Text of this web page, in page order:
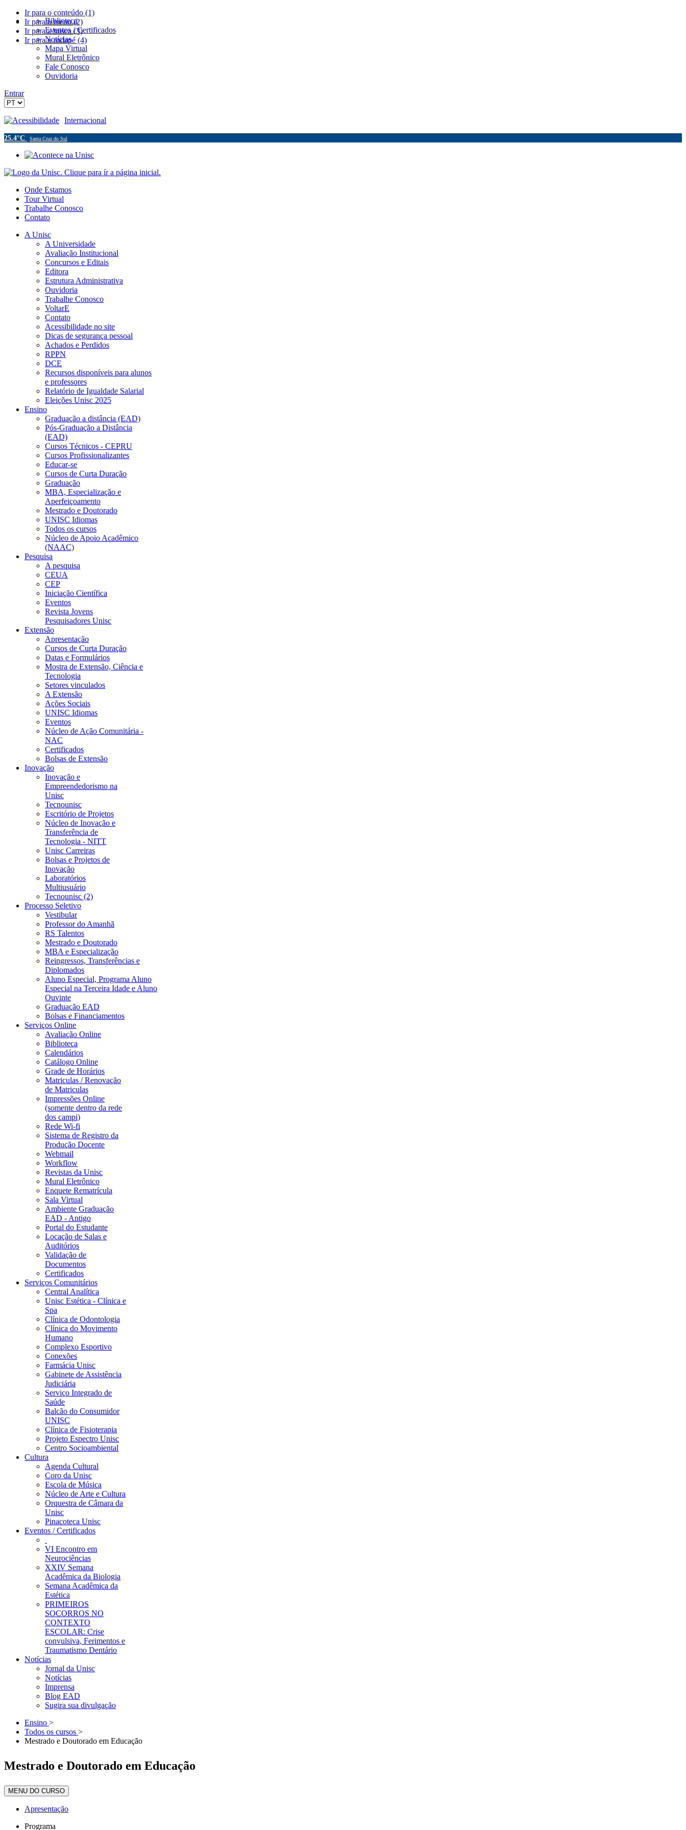
Ir para o conteúdo (1)
Ir para o menu (2)
Ir para a busca (3)
Ir para o rodapé (4)
Biblioteca
Eventos / Certificados
Notícias
Mapa Virtual
Mural Eletrônico
Fale Conosco
Ouvidoria
Entrar
Acessibilidade Internacional
25.4°C Santa Cruz do Sul
Onde Estamos
Tour Virtual
Trabalhe Conosco
Contato
A Unisc
A Universidade
Avaliação Institucional
Concursos e Editais
Editora
Estrutura Administrativa
Ouvidoria
Trabalhe Conosco
VoltarE
Contato
Acessibilidade no site
Dicas de segurança pessoal
Achados e Perdidos
RPPN
DCE
Recursos disponíveis para alunos
e professores
Relatório de Igualdade Salarial
Eleições Unisc 2025
Ensino
Graduação a distância (EAD)
Pós-Graduação a Distância
(EAD)
Cursos Técnicos - CEPRU
Cursos Profissionalizantes
Educar-se
Cursos de Curta Duração
Graduação
MBA, Especialização e
Aperfeiçoamento
Mestrado e Doutorado
UNISC Idiomas
Todos os cursos
Núcleo de Apoio Acadêmico
(NAAC)
Pesquisa
A pesquisa
CEUA
CEP
Iniciação Científica
Eventos
Revista Jovens
Pesquisadores Unisc
Extensão
Apresentação
Cursos de Curta Duração
Datas e Formulários
Mostra de Extensão, Ciência e
Tecnologia
Setores vinculados
A Extensão
Ações Sociais
UNISC Idiomas
Eventos
Núcleo de Ação Comunitária -
NAC
Certificados
Bolsas de Extensão
Inovação
Inovação e
Empreendedorismo na
Unisc
Tecnounisc
Escritório de Projetos
Núcleo de Inovação e
Transferência de
Tecnologia - NITT
Unisc Carreiras
Bolsas e Projetos de
Inovação
Laboratórios
Multiusuário
Tecnounisc (2)
Processo Seletivo
Vestibular
Professor do Amanhã
RS Talentos
Mestrado e Doutorado
MBA e Especialização
Reingressos, Transferências e
Diplomados
Aluno Especial, Programa Aluno
Especial na Terceira Idade e Aluno
Ouvinte
Graduação EAD
Bolsas e Financiamentos
Serviços Online
Avaliação Online
Biblioteca
Calendários
Catálogo Online
Grade de Horários
Matriculas / Renovação
de Matriculas
Impressões Online
(somente dentro da rede
dos campi)
Rede Wi-fi
Sistema de Registro da
Produção Docente
Webmail
Workflow
Revistas da Unisc
Mural Eletrônico
Enquete Rematrícula
Sala Virtual
Ambiente Graduação
EAD - Antigo
Portal do Estudante
Locação de Salas e
Auditórios
Validação de
Documentos
Certificados
Serviços Comunitários
Central Analítica
Unisc Estética - Clínica e
Spa
Clínica de Odontologia
Clínica do Movimento
Humano
Complexo Esportivo
Conexões
Farmácia Unisc
Gabinete de Assistência
Judiciária
Serviço Integrado de
Saúde
Balcão do Consumidor
UNISC
Clínica de Fisioterapia
Projeto Espectro Unisc
Centro Socioambiental
Cultura
Agenda Cultural
Coro da Unisc
Escola de Música
Núcleo de Arte e Cultura
Orquestra de Câmara da
Unisc
Pinacoteca Unisc
Eventos / Certificados
VI Encontro em
Neurociências
XXIV Semana
Acadêmica da Biologia
Semana Acadêmica da
Estética
PRIMEIROS
SOCORROS NO
CONTEXTO
ESCOLAR: Crise
convulsiva, Ferimentos e
Traumatismo Dentário
Notícias
Jornal da Unisc
Notícias
Imprensa
Blog EAD
Sugira sua divulgação
Ensino >
Todos os cursos >
Mestrado e Doutorado em Educação
Mestrado e Doutorado em Educação
MENU DO CURSO
Apresentação
Programa